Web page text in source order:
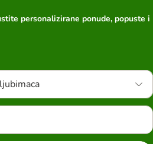
personalizirane ponude, popuste i